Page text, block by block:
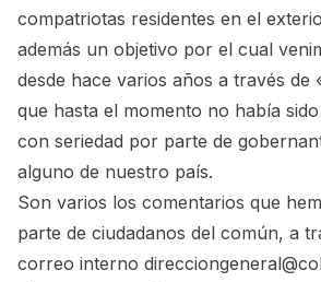
compatriotas residentes en el
además un objetivo por el cual
desde hace varios años a través de
que hasta el momento no había
con seriedad por parte de
alguno de nuestro país.
Son varios los comentarios que
parte de ciudadanos del común, a
correo interno